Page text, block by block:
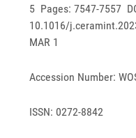
5 Pages: 7547-7557
10.1016/
MAR 1
Accession Number:
ISSN: 0272-8842